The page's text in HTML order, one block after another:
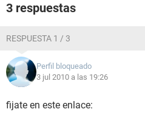
3 respuestas
RESPUESTA 1 / 3
Perfil bloqueado
3 jul 2010 a las 19:26
fijate en este enlace: